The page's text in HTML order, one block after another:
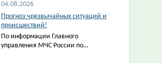
04.08.2026
Прогноз чрезвычайных ситуаций и
происшествий!
По информации Главного
управления МЧС России по…